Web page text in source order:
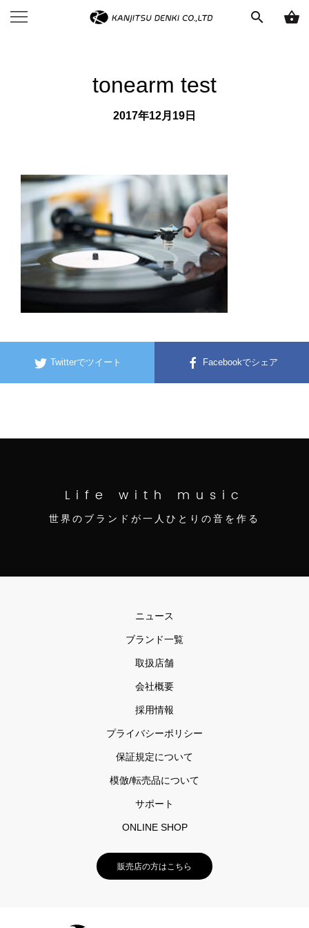
search shopping_basket
tonearm test
2017年12月19日
Twitterでツイート Facebookでシェア
Life with music
世界のブランドが一人ひとりの音を作る
ニュース
ブランド一覧
取扱店舗
会社概要
採用情報
プライバシーポリシー
保証規定について
模倣/転売品について
サポート
ONLINE SHOP
販売店の方はこちら